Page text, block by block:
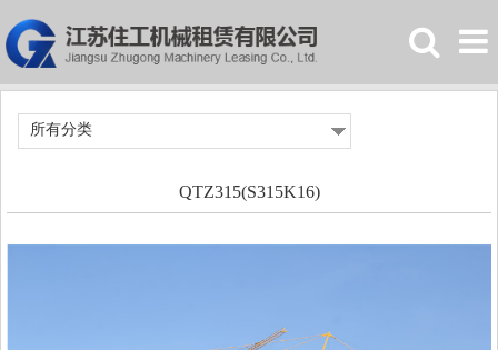
所有分类
QTZ315(S315K16)